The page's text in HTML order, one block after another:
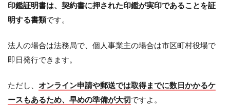
印鑑証明書は、契約書に押された印鑑が実印であることを証
明する書類です。
法人の場合は法務局で、個人事業主の場合は市区町村役場で
即日発行できます。
ただし、 オンライン申請や郵送では取得までに数日かかるケ
ースもあるため、早めの準備が大切ですよ。